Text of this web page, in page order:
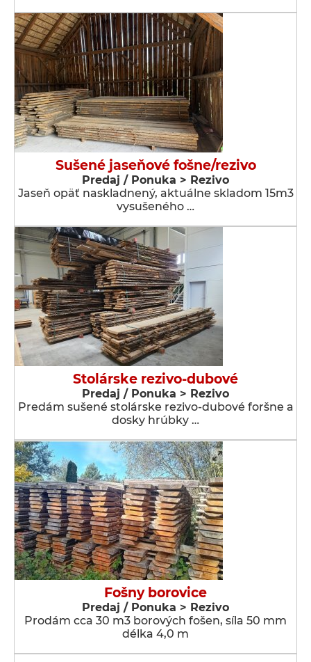
Sušené jaseňové fošne/rezivo
Predaj / Ponuka > Rezivo
Jaseň opäť naskladnený, aktuálne skladom 15m3
vysušeného …
Stolárske rezivo-dubové
Predaj / Ponuka > Rezivo
Predám sušené stolárske rezivo-dubové foršne a
dosky hrúbky …
Fošny borovice
Predaj / Ponuka > Rezivo
Prodám cca 30 m3 borových fošen, síla 50 mm
délka 4,0 m